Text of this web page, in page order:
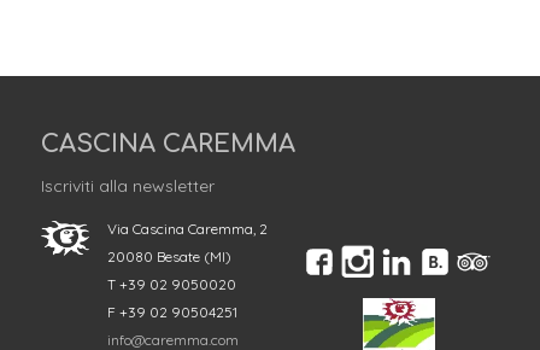
CASCINA CAREMMA
Iscriviti alla newsletter
Via Cascina Caremma, 2
20080 Besate (MI)
T +39 02 9050020
F +39 02 90504251
info@caremma.com